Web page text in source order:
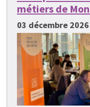
métiers de
03 décembre